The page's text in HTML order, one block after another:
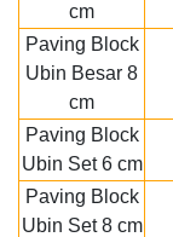
cm
Paving Block
Ubin Besar 8
cm
Paving Block
Ubin Set 6 cm
Paving Block
Ubin Set 8 cm